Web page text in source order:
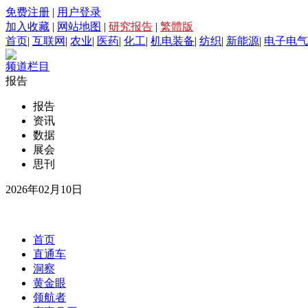
免费注册 | 用户登录
加入收藏 | 网站地图 | 研究报告 | 繁體版
首页| 互联网 | 农业| 医药| 化工| 机电装备| 纺织| 新能源| 电子电气
频道栏目
报告
报告
资讯
数据
展会
思刊
2026年02月10日
首页
直通车
洞察
黄金眼
领航者